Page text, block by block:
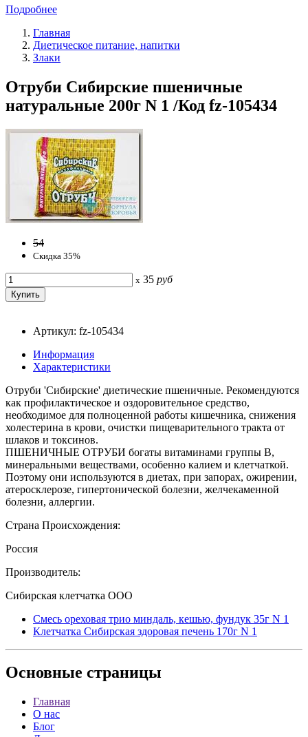
Подробнее
Главная
Диетическое питание, напитки
Злаки
Отруби Сибирские пшеничные
натуральные 200г N 1 /Код fz-105434
54
Скидка 35%
x 35 руб
Артикул: fz-105434
Информация
Характеристики
Отруби 'Сибирские' диетические пшеничные. Рекомендуются
как профилактическое и оздоровительное средство,
необходимое для полноценной работы кишечника, снижения
холестерина в крови, очистки пищеварительного тракта от
шлаков и токсинов.
ПШЕНИЧНЫЕ ОТРУБИ богаты витаминами группы В,
минеральными веществами, особенно калием и клетчаткой.
Поэтому они используются в диетах, при запорах, ожирении,
атеросклерозе, гипертонической болезни, желчекаменной
болезни, аллергии.
Страна Происхождения:
Россия
Производитель:
Сибирская клетчатка ООО
Смесь ореховая трио миндаль, кешью, фундук 35г N 1
Клетчатка Сибирская здоровая печень 170г N 1
Основные страницы
Главная
О нас
Блог